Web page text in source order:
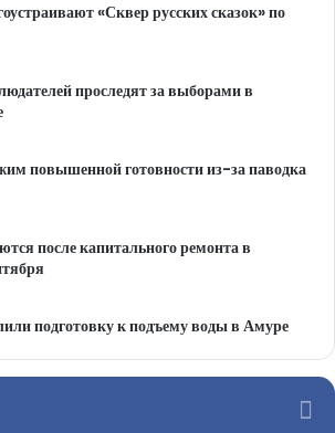
«Сквер русских сказок» по
проследят за выборами в
повышенной готовности из-за паводка
после капитального ремонта в
подготовку к подъему воды в Амуре